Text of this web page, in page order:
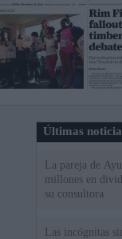
Últimas
La pareja de
millones en
su consultora
Las incógnitas